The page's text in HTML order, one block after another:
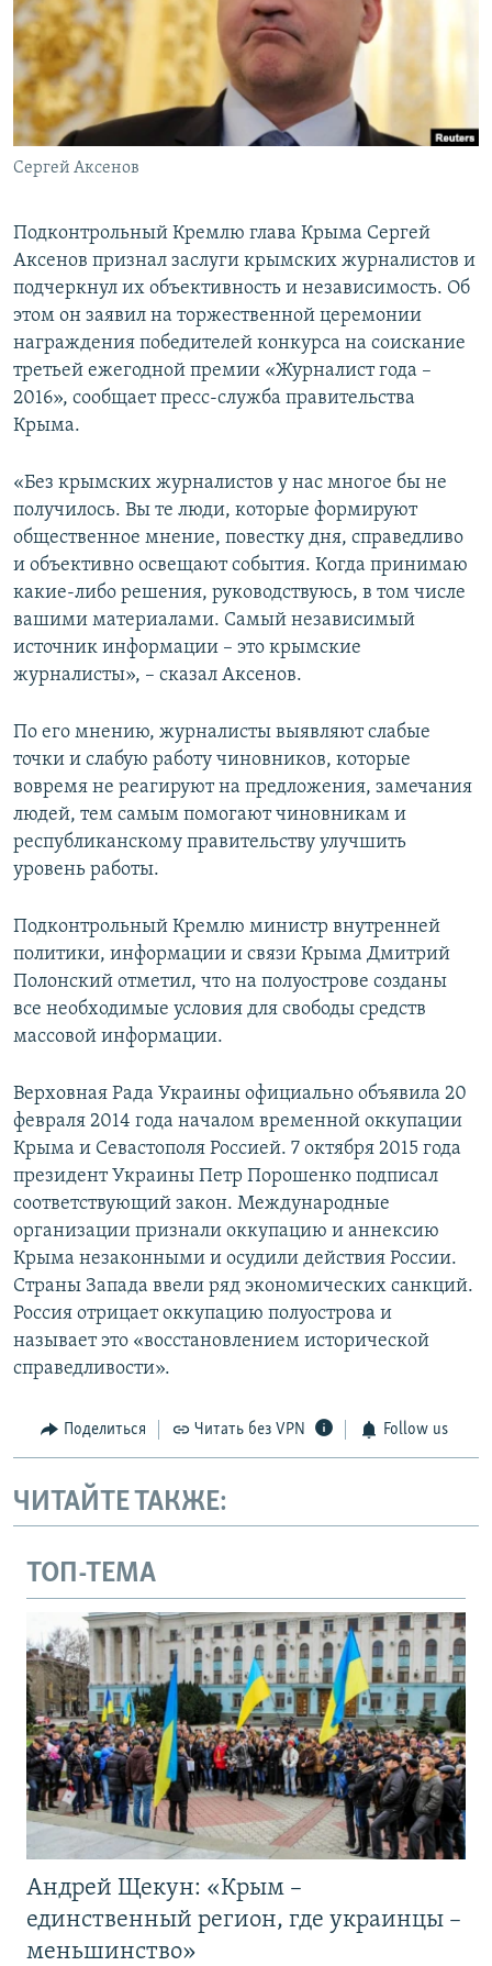
ПОБЕДИТЕЛЕЙ НЕ СУДЯТ?
КРЫМ.НЕПОКОРЕННЫЙ
ELIFBE
УКРАИНСКАЯ ПРОБЛЕМА КРЫМА
ПРИСОЕДИНЯЙТЕСЬ!
Все сайты RFE/RL
Сергей Аксенов
Подконтрольный Кремлю глава Крыма Сергей
Аксенов признал заслуги крымских журналистов и
подчеркнул их объективность и независимость. Об
этом он заявил на торжественной церемонии
награждения победителей конкурса на соискание
третьей ежегодной премии «Журналист года –
2016», сообщает пресс-служба правительства
Крыма.
«Без крымских журналистов у нас многое бы не
получилось. Вы те люди, которые формируют
общественное мнение, повестку дня, справедливо
и объективно освещают события. Когда принимаю
какие-либо решения, руководствуюсь, в том числе
вашими материалами. Самый независимый
источник информации – это крымские
журналисты», – сказал Аксенов.
По его мнению, журналисты выявляют слабые
точки и слабую работу чиновников, которые
вовремя не реагируют на предложения, замечания
людей, тем самым помогают чиновникам и
республиканскому правительству улучшить
уровень работы.
Подконтрольный Кремлю министр внутренней
политики, информации и связи Крыма Дмитрий
Полонский отметил, что на полуострове созданы
все необходимые условия для свободы средств
массовой информации.
Верховная Рада Украины официально объявила 20
февраля 2014 года началом временной оккупации
Крыма и Севастополя Россией. 7 октября 2015 года
президент Украины Петр Порошенко подписал
соответствующий закон. Международные
организации признали оккупацию и аннексию
Крыма незаконными и осудили действия России.
Страны Запада ввели ряд экономических санкций.
Россия отрицает оккупацию полуострова и
называет это «восстановлением исторической
справедливости».
Поделиться Читать без VPN Follow us
ЧИТАЙТЕ ТАКЖЕ:
ТОП-ТЕМА
Андрей Щекун: «Крым –
единственный регион, где украинцы –
меньшинство»